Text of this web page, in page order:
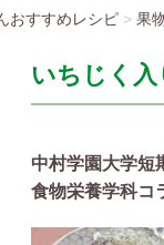
おすすめレシピ > 果
いちじく
中村学園大学短
食物栄養学科コ